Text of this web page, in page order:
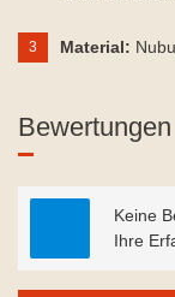
3 Material:
Bewertungen
Keine
Ihre